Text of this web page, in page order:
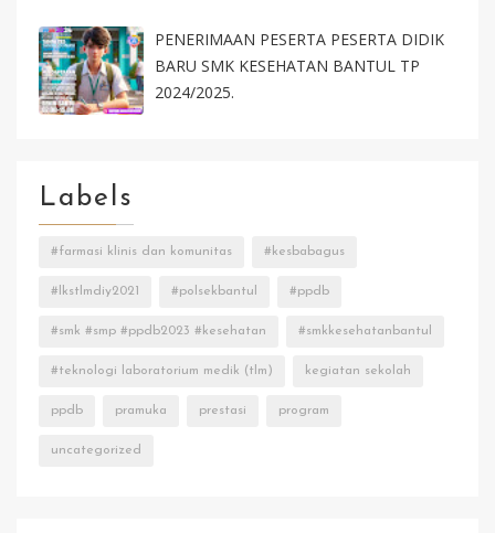
PENERIMAAN PESERTA PESERTA DIDIK
BARU SMK KESEHATAN BANTUL TP
2024/2025.
Labels
#farmasi klinis dan komunitas #kesbabagus
#lkstlmdiy2021 #polsekbantul #ppdb
#smk #smp #ppdb2023 #kesehatan #smkkesehatanbantul
#teknologi laboratorium medik (tlm) kegiatan sekolah
ppdb pramuka prestasi program
uncategorized